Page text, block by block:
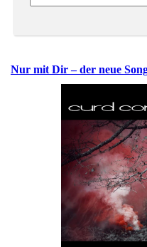
Nur mit Dir – der neue